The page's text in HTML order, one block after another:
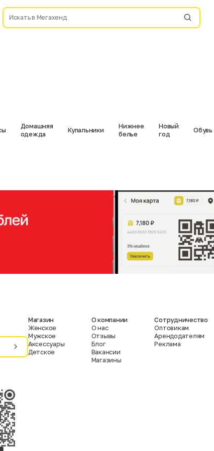
Домашняя
одежда
Купальники
Нижнее
белье
Новый
год
Обувь
Магазин
Женское
Мужское
Аксессуары
Детское
О компании
О нас
Отзывы
Блог
Вакансии
Магазины
Сотрудничество
Оптовикам
Арендодателям
Реклама